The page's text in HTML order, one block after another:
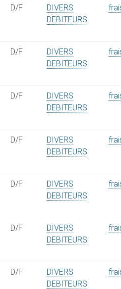
D/F
DIVERS
DEBITEURS
D/F
DIVERS
DEBITEURS
D/F
DIVERS
DEBITEURS
D/F
DIVERS
DEBITEURS
D/F
DIVERS
DEBITEURS
D/F
DIVERS
DEBITEURS
D/F
DIVERS
DEBITEURS